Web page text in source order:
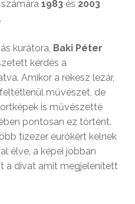
1983 és 2003
kurátora, Baki Péter
kérdés a
Amikor a rekesz lezár,
művészet, de
is művészetté
pontosan ez történt.
tízezer eurókért kelnek
élve, a képei jobban
a divat amit megjelenített